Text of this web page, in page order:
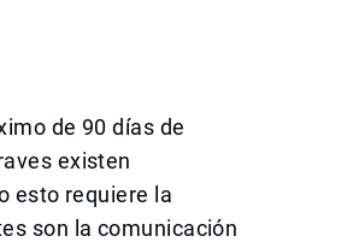
de 90 días de
existen
esto requiere la
son la comunicación